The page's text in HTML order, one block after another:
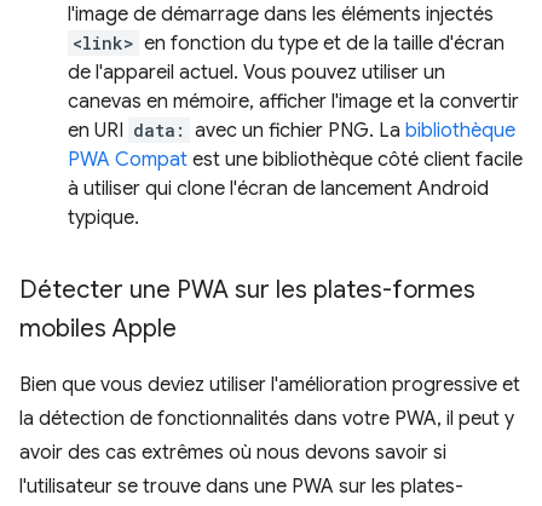
l'image de démarrage dans les éléments injectés
<link> en fonction du type et de la taille d'écran
de l'appareil actuel. Vous pouvez utiliser un
canevas en mémoire, afficher l'image et la convertir
en URI data: avec un fichier PNG. La bibliothèque
PWA Compat est une bibliothèque côté client facile
à utiliser qui clone l'écran de lancement Android
typique.
Détecter une PWA sur les plates-formes
mobiles Apple
Bien que vous deviez utiliser l'amélioration progressive et
la détection de fonctionnalités dans votre PWA, il peut y
avoir des cas extrêmes où nous devons savoir si
l'utilisateur se trouve dans une PWA sur les plates-